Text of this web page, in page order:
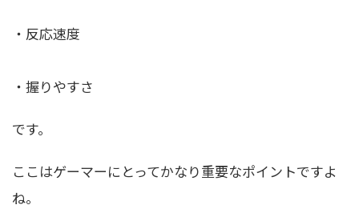
・反応速度
・握りやすさ
です。
ここはゲーマーにとってかなり重要なポイントですよ
ね。